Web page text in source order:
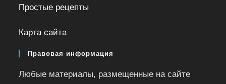
Простые рецепты
Карта сайта
Правовая информация
Любые материалы, размещенные на сайте